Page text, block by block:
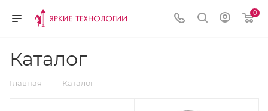
0
Каталог
Главная — Каталог